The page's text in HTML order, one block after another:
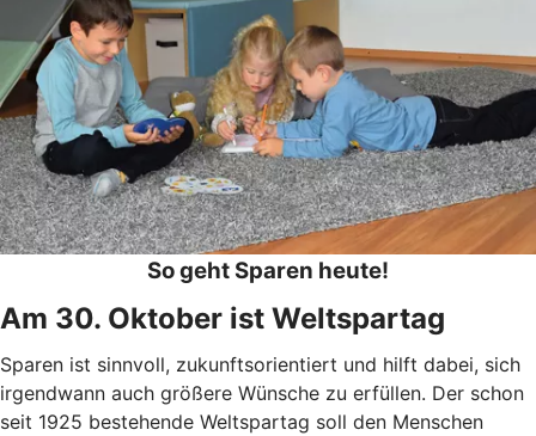
So geht Sparen heute!
Am 30. Oktober ist Weltspartag
Sparen ist sinnvoll, zukunftsorientiert und hilft dabei, sich
irgendwann auch größere Wünsche zu erfüllen. Der schon
seit 1925 bestehende Weltspartag soll den Menschen